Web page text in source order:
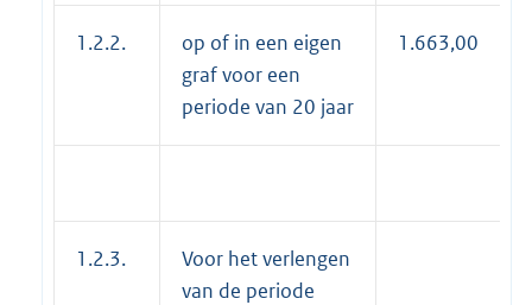
1.2.2.
op of in een eigen
graf voor een
periode van 20 jaar
1.663,00
1.2.3.
Voor het verlengen
van de periode